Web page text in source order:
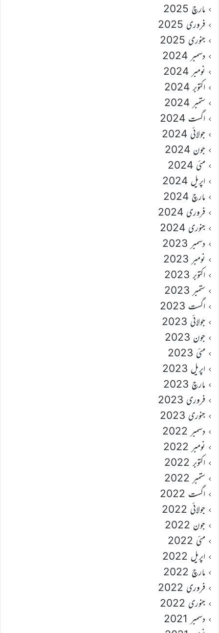
مارچ 2025
فروری 2025
جنوری 2025
دسمبر 2024
نومبر 2024
اکتوبر 2024
ستمبر 2024
اگست 2024
جولائی 2024
جون 2024
مئی 2024
اپریل 2024
مارچ 2024
فروری 2024
جنوری 2024
دسمبر 2023
نومبر 2023
اکتوبر 2023
ستمبر 2023
اگست 2023
جولائی 2023
جون 2023
مئی 2023
اپریل 2023
مارچ 2023
فروری 2023
جنوری 2023
دسمبر 2022
نومبر 2022
اکتوبر 2022
ستمبر 2022
اگست 2022
جولائی 2022
جون 2022
مئی 2022
اپریل 2022
مارچ 2022
فروری 2022
جنوری 2022
دسمبر 2021